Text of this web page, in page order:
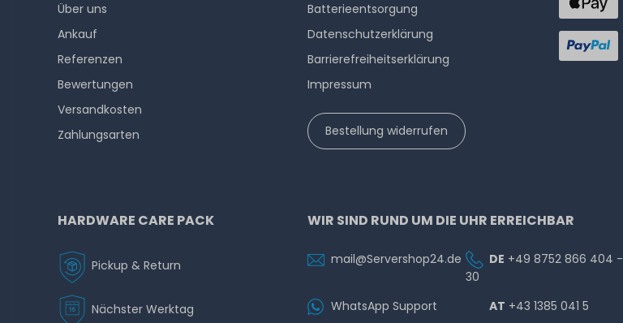
Über uns
Ankauf
Referenzen
Bewertungen
Versandkosten
Zahlungsarten
Batterieentsorgung
Datenschutzerklärung
Barrierefreiheitserklärung
Impressum
Bestellung widerrufen
HARDWARE CARE PACK
Pickup & Return
Nächster Werktag
WIR SIND RUND UM DIE UHR ERREICHBAR
mail@Servershop24.de DE +49 8752 866 404 -
30
WhatsApp Support AT +43 1385 041 5